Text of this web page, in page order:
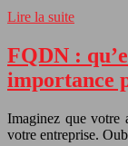
Lire la suite
FQDN :
importance
Imaginez que votre
votre entreprise.